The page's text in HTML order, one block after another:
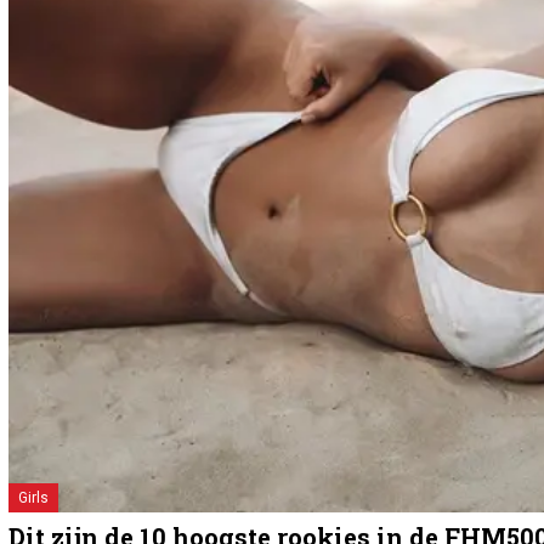
Girls
Dit zijn de 10 hoogste rookies in de